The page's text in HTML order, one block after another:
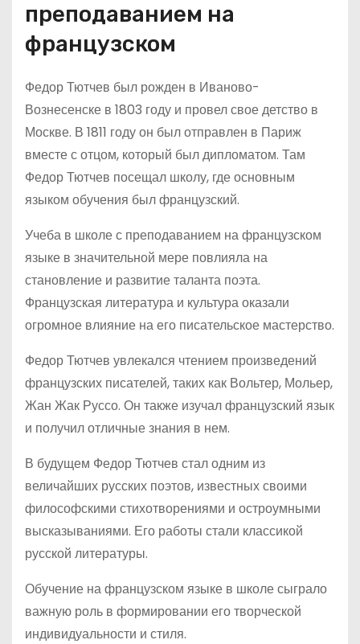
преподаванием на
французском
Федор Тютчев был рожден в Иваново-
Вознесенске в 1803 году и провел свое детство в
Москве. В 1811 году он был отправлен в Париж
вместе с отцом, который был дипломатом. Там
Федор Тютчев посещал школу, где основным
языком обучения был французский.
Учеба в школе с преподаванием на французском
языке в значительной мере повлияла на
становление и развитие таланта поэта.
Французская литература и культура оказали
огромное влияние на его писательское мастерство.
Федор Тютчев увлекался чтением произведений
французских писателей, таких как Вольтер, Мольер,
Жан Жак Руссо. Он также изучал французский язык
и получил отличные знания в нем.
В будущем Федор Тютчев стал одним из
величайших русских поэтов, известных своими
философскими стихотворениями и остроумными
высказываниями. Его работы стали классикой
русской литературы.
Обучение на французском языке в школе сыграло
важную роль в формировании его творческой
индивидуальности и стиля.